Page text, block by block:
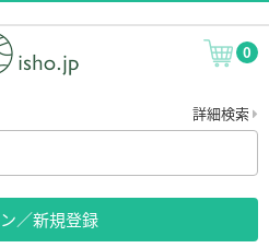
0
詳細検索
／新規登録